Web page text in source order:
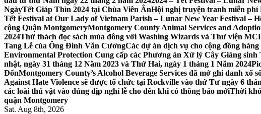
NgàyTết Giáp Thìn 2024 tại Chùa Viên ÂnHội nghị truyện tranh miễn phí
Tết Festival at Our Lady of Vietnam Parish – Lunar New Year Festival –
cộng Quận MontgomeryMontgomery County Animal Services and
2024Thử thách đọc sách mùa đông với Washing Wizards và Thư viện
Tang Lễ của Ông Đinh Văn CươngCác dự án dịch vụ cho cộng đồng
Environmental Protection Cung cấp các Phương án Xử lý Cây Giáng
nhật, ngày 31 tháng 12 Năm 2023 và Thứ Hai, ngày 1 tháng 1 Năm 2024
ĐốnMontgomery County’s Alcohol Beverage Services đã mở ghi danh xổ
Against Hate Violence sẽ được tổ chức tại Rockville vào thứ Tư ngày 6
các loài thú vật vào đúng dịp nghỉ lễ cho đến khi có thông báo mớiThời
quận Montgomery
Sat. Aug 8th, 2026